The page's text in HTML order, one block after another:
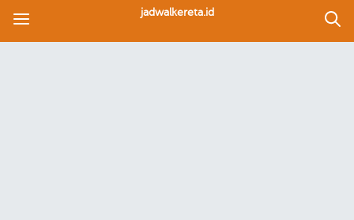
jadwalkereta.id